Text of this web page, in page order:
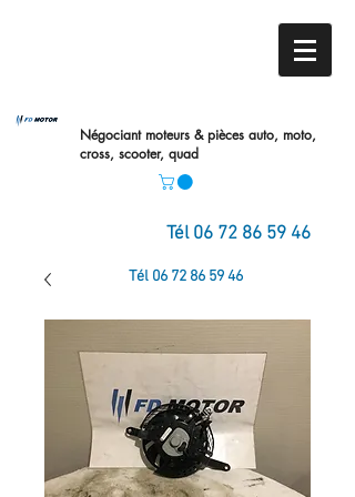
Négociant moteurs & pièces auto, moto,
cross, scooter, quad
Tél 06 72 86 59 46
Tél 06 72 86 59 46